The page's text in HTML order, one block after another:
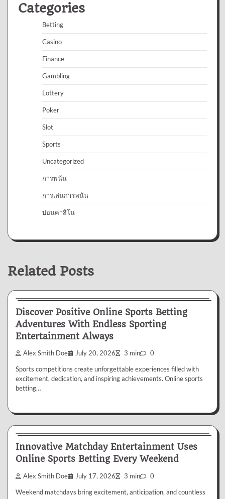
Categories
Betting
Casino
Finance
Gambling
Lottery
Poker
Slot
Sports
Uncategorized
การพนัน
การเล่นการพนัน
บ่อนคาสิโน
Related Posts
Betting
Discover Positive Online Sports Betting
Adventures With Endless Sporting
Entertainment Always
Alex Smith Doe July 20, 2026 3 min 0
Sports competitions create unforgettable experiences filled with
excitement, dedication, and inspiring achievements. Online sports
betting…
Betting
Innovative Matchday Entertainment Uses
Online Sports Betting Every Weekend
Alex Smith Doe July 17, 2026 3 min 0
Weekend matchdays bring excitement, anticipation, and countless